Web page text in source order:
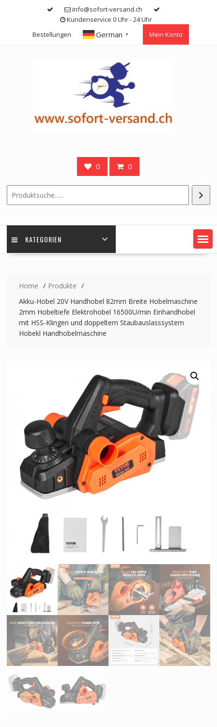
info@sofort-versand.ch
Kundenservice 0 Uhr - 24 Uhr
Bestellungen
German ▼ Mein Konto
0 0
KATEGORIEN
Home
Produkte
Akku-Hobel 20V Handhobel 82mm Breite Hobelmaschine
2mm Hobeltiefe Elektrohobel 16500U/min Einhandhobel
mit HSS-Klingen und doppeltem Staubauslasssystem
Hobekl Handhobelmaschine